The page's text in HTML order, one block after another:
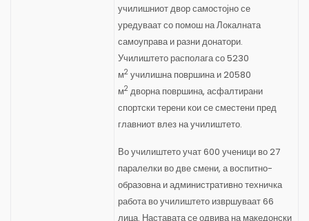
училишниот двор самостојно се
уредуваат со помош на Локалната
самоуправа и разни донатори.
Училиштето располага со 5230
м2 училишна површина и 20580
м2 дворна површина, асфалтирани
спортски терени кои се сместени пред
главниот влез на училиштето.
Во училиштето учат 600 ученици во 27
паралелки во две смени, а воспитно-
образовна и административно техничка
работа во училиштето извршуваат 66
лица. Наставата се одвива на македонски